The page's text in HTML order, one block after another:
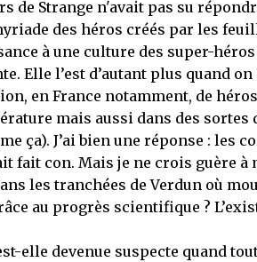
de Strange n'avait pas su
des héros créés par les
à une culture des super-
Elle l’est d’autant plus quand
en France notamment, de
mais aussi dans des sortes
ça). J’ai bien une réponse : les
fait con. Mais je ne crois guère à
les tranchées de Verdun où
au progrès scientifique ?
elle devenue suspecte quand